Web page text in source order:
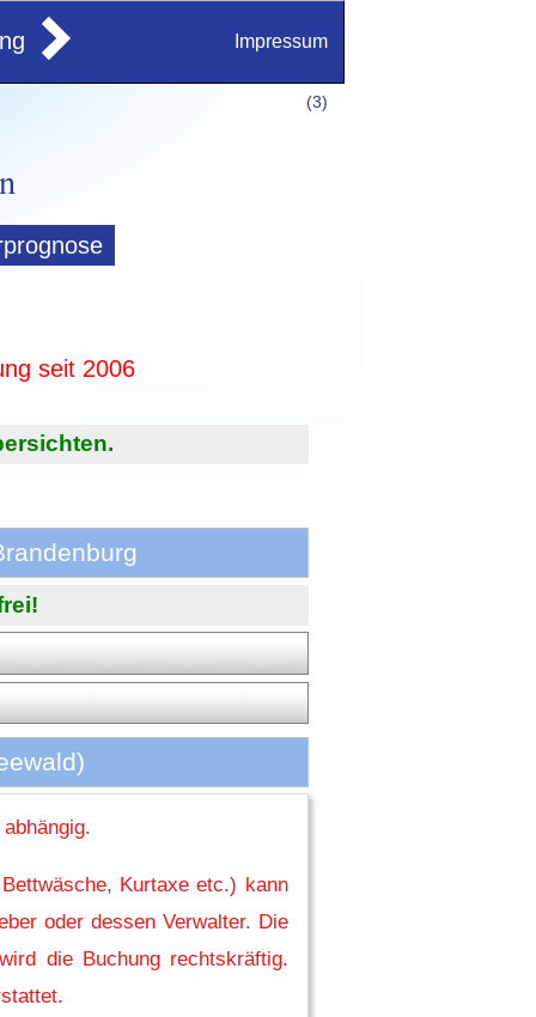
Impressum
(3)
seit 2006
Kurtaxe etc.) kann
oder dessen Verwalter. Die
die Buchung rechtskräftig.